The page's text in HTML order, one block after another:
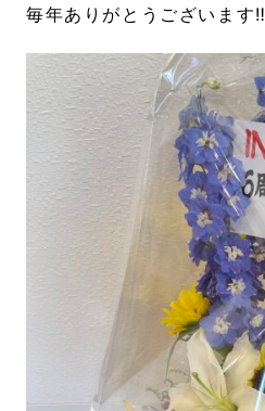
毎年ありがとうございます‼︎